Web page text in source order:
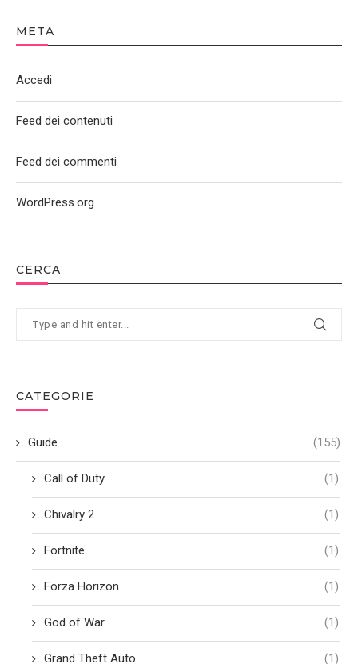
CERCA
CATEGORIE
Guide (155)
Call of Duty (1)
Chivalry 2 (1)
Fortnite (1)
Forza Horizon (1)
God of War (1)
Grand Theft Auto (1)
META
Accedi
Feed dei contenuti
Feed dei commenti
WordPress.org